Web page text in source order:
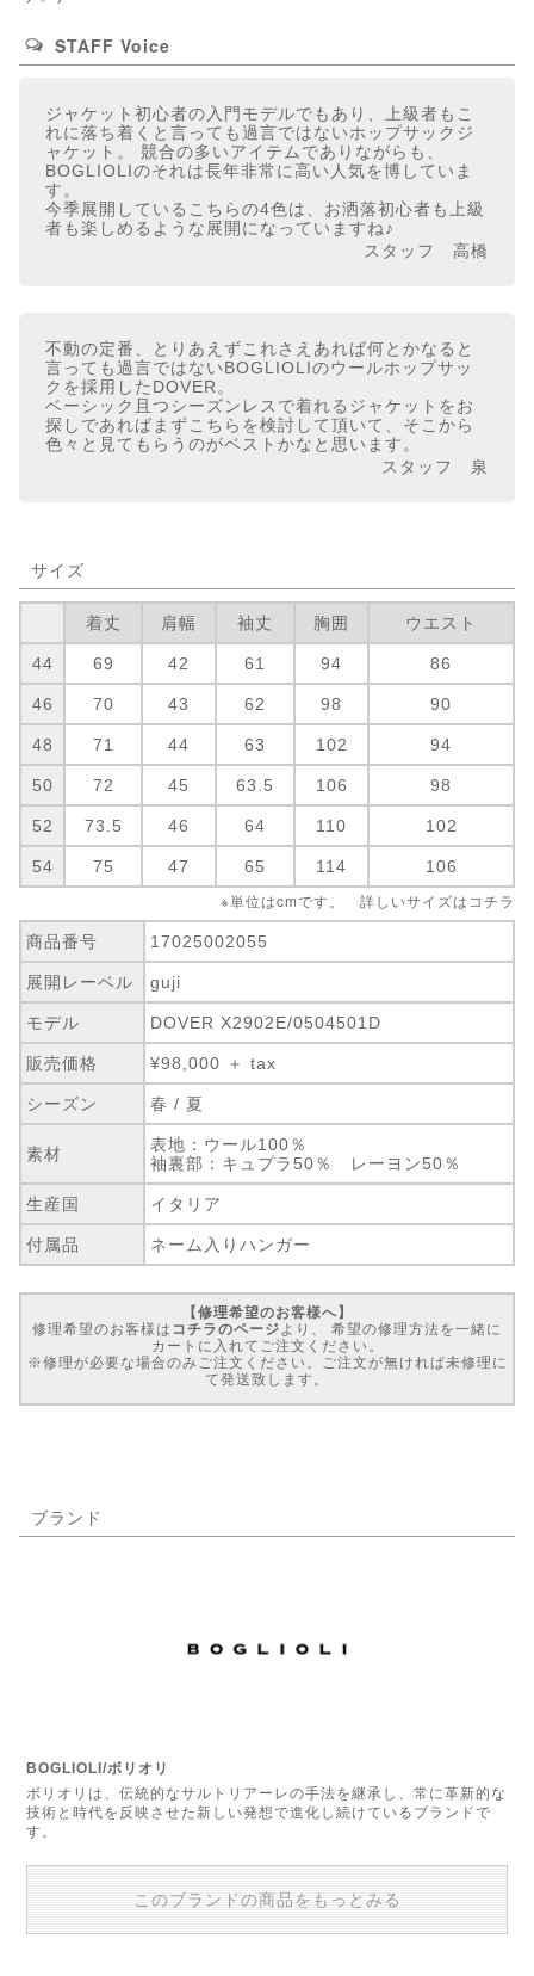
STAFF Voice
ジャケット初心者の入門モデルでもあり、上級者もこ
れに落ち着くと言っても過言ではないホップサックジ
ャケット。 競合の多いアイテムでありながらも、
BOGLIOLIのそれは長年非常に高い人気を博していま
す。
今季展開しているこちらの4色は、お洒落初心者も上級
者も楽しめるような展開になっていますね♪
スタッフ 高橋
不動の定番、とりあえずこれさえあれば何とかなると
言っても過言ではないBOGLIOLIのウールホップサッ
クを採用したDOVER。
ベーシック且つシーズンレスで着れるジャケットをお
探しであればまずこちらを検討して頂いて、そこから
色々と見てもらうのがベストかなと思います。
スタッフ 泉
サイズ
着丈 肩幅 袖丈 胸囲 ウエスト
44 69 42 61 94 86
46 70 43 62 98 90
48 71 44 63 102 94
50 72 45 63.5 106 98
52 73.5 46 64 110 102
54 75 47 65 114 106
※単位はcmです。 詳しいサイズは コチラ
商品番号 17025002055
展開レーベル guji
モデル DOVER X2902E/0504501D
販売価格 ¥98,000 ＋ tax
シーズン 春 / 夏
素材
表地：ウール100％
袖裏部：キュプラ50％ レーヨン50％
生産国 イタリア
付属品 ネーム入りハンガー
【修理希望のお客様へ】
修理希望のお客様は コチラのページ より、 希望の修理方法を一緒に
カートに入れてご注文ください。
※修理が必要な場合のみご注文ください。ご注文が無ければ未修理に
て発送致します。
ブランド
BOGLIOLI/ボリオリ
ボリオリは、伝統的なサルトリアーレの手法を継承し、常に革新的な
技術と時代を反映させた新しい発想で進化し続けているブランドで
す。
このブランドの商品をもっとみる